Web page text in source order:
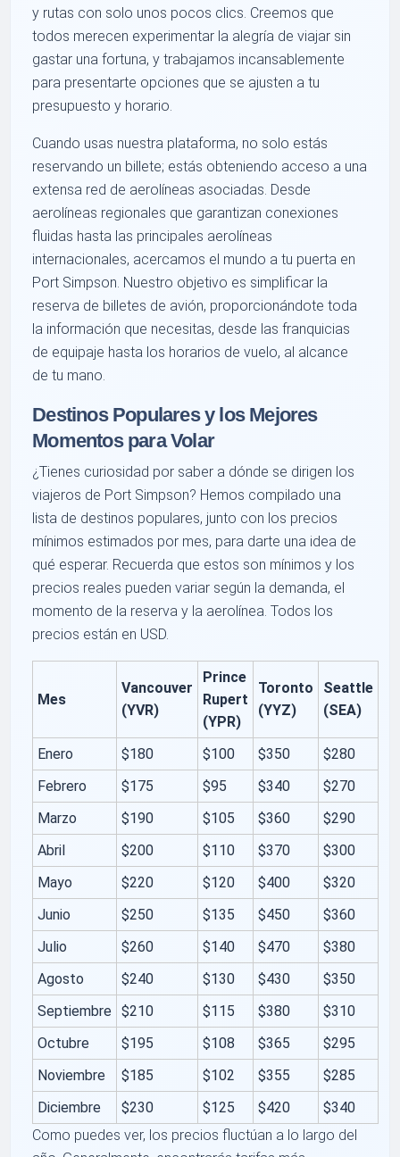
y rutas con solo unos pocos clics. Creemos que
todos merecen experimentar la alegría de viajar sin
gastar una fortuna, y trabajamos incansablemente
para presentarte opciones que se ajusten a tu
presupuesto y horario.
Cuando usas nuestra plataforma, no solo estás
reservando un billete; estás obteniendo acceso a una
extensa red de aerolíneas asociadas. Desde
aerolíneas regionales que garantizan conexiones
fluidas hasta las principales aerolíneas
internacionales, acercamos el mundo a tu puerta en
Port Simpson. Nuestro objetivo es simplificar la
reserva de billetes de avión, proporcionándote toda
la información que necesitas, desde las franquicias
de equipaje hasta los horarios de vuelo, al alcance
de tu mano.
Destinos Populares y los Mejores
Momentos para Volar
¿Tienes curiosidad por saber a dónde se dirigen los
viajeros de Port Simpson? Hemos compilado una
lista de destinos populares, junto con los precios
mínimos estimados por mes, para darte una idea de
qué esperar. Recuerda que estos son mínimos y los
precios reales pueden variar según la demanda, el
momento de la reserva y la aerolínea. Todos los
precios están en USD.
Mes
Vancouver
(YVR)
Prince
Rupert
(YPR)
Toronto
(YYZ)
Seattle
(SEA)
Enero $180 $100 $350
$280
Febrero
$175 $95 $340
$270
Marzo
$190 $105 $360
$290
Abril
$200 $110 $370
$300
Mayo
$220 $120 $400
$320
Junio
$250 $135 $450
$360
Julio
$260 $140 $470
$380
Agosto
$240 $130 $430
$350
Septiembre
$210 $115 $380
$310
Octubre
$195 $108 $365
$295
Noviembre
$185 $102 $355
$285
Diciembre
$230 $125 $420
$340
Como puedes ver, los precios fluctúan a lo largo del